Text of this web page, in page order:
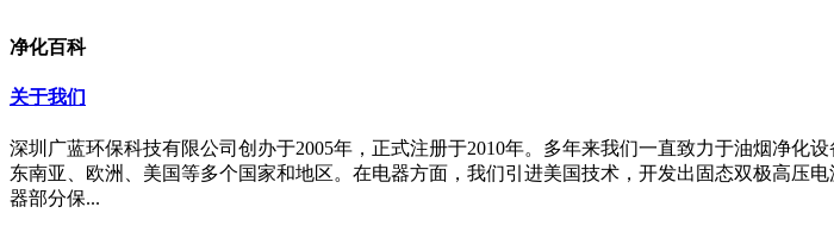
净化百科
关于我们
深圳广蓝环保科技有限公司创办于2005年，正式注册于2010年。多年来我们一直致力于油烟净化
东南亚、欧洲、美国等多个国家和地区。在电器方面，我们引进美国技术，开发出固态双极高压
器部分保...